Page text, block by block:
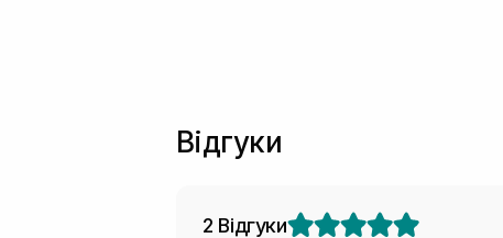
Відгуки
2 Відгуки